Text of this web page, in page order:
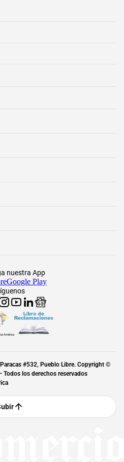
nuestra App
Google Play
América
#532, Pueblo Libre. Copyright ©
Todos los derechos reservados